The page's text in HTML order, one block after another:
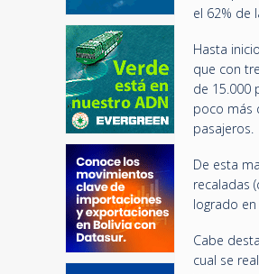
el 62% de
Hasta
que con
de 15.000
poco más
pasajeros.
De esta
recaladas
logrado
Cabe
cual se